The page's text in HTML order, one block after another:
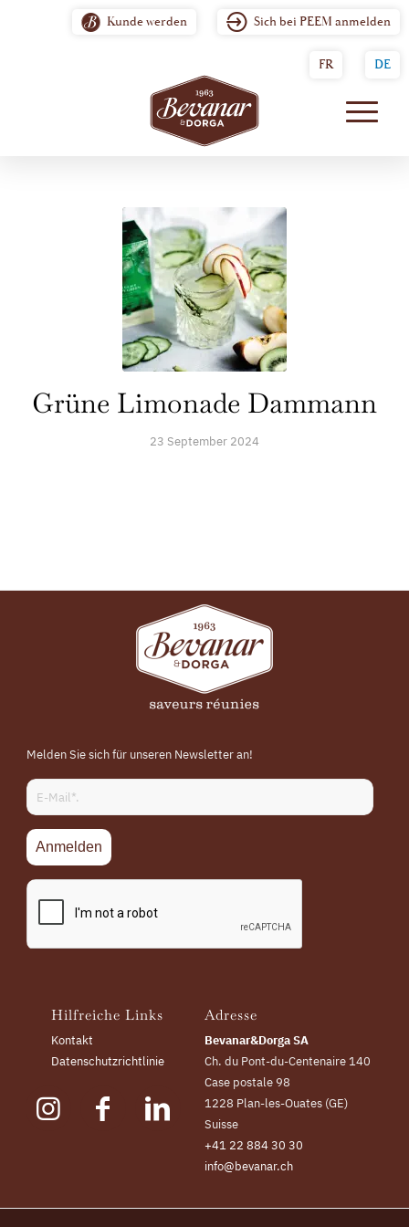
Kunde werden Sich bei PEEM anmelden
FR DE
Grüne Limonade Dammann
23 September 2024
Melden Sie sich für unseren Newsletter an!
Hilfreiche Links
Kontakt
Datenschutzrichtlinie
Adresse
Bevanar&Dorga SA
Ch. du Pont-du-Centenaire 140
Case postale 98
1228 Plan-les-Ouates (GE)
Suisse
+41 22 884 30 30
info@bevanar.ch